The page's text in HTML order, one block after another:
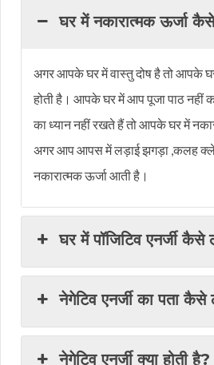
घर में नकारात्मक ऊर्जा
अगर आपके घर में वास्तु दोष है तो आपके
होती है। आपके घर में आप पूजा पाठ नहीं
का ध्यान नहीं रखते हैं तो आपके घर में
अगर आप आपस में लड़ाई झगड़ा ,कलह
नकारात्मक ऊर्जा आती है।
घर में पॉजिटिव एनर्जी कैसे
नेगेटिव एनर्जी का पता कैसे
नेगेटिव एनर्जी क्या होती है?